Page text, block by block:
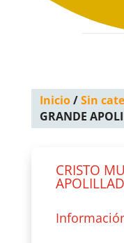
Inicio/Sin
GRANDE
CRISTO